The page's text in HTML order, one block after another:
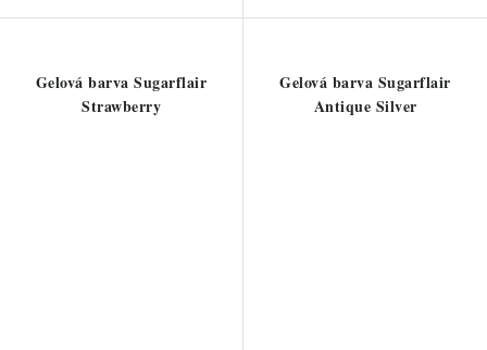
Gelová barva Sugarflair
Strawberry
Gelová barva Sugarflair
Antique Silver